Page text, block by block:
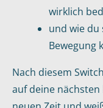
wirklich
und wie du
Bewegung
Nach diesem
auf deine